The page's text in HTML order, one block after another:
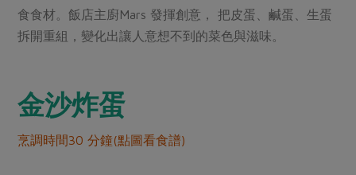
調味醬料/南北貨 烘焙
居家好物
醬料
湯品．鍋物
涼拌沙拉
主婦聯盟X樂齡網特約優惠案
30%rPET紅烏龍茶
減硝酸鹽 惜食
非基改運動 支持本土農糧
減添加物
公益金
更多議題
檢驗報告
社員權益
合作社法規
食食材。飯店主廚Mars 發揮創意， 把皮蛋、鹹蛋、生蛋
拆開重組，變化出讓人意想不到的菜色與滋味。
金沙炸蛋
烹調時間30 分鐘(點圖看食譜)